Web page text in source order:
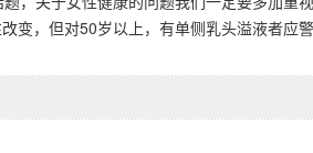
变，但对50岁以上，有单侧乳头溢液者应